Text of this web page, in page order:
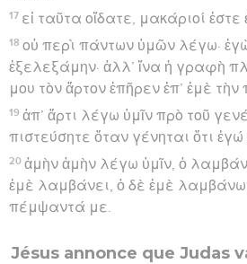
17 εἰ ταῦτα οἴδατε, μακάριοί ἐστε
18 οὐ περὶ πάντων ὑμῶν λέγω·
ἐξελεξάμην· ἀλλ’ ἵνα ἡ γραφὴ
μου τὸν ἄρτον ἐπῆρεν ἐπ’ ἐμὲ τὴν
19 ἀπ’ ἄρτι λέγω ὑμῖν πρὸ τοῦ
πιστεύσητε ὅταν γένηται ὅτι ἐγώ
20 ἀμὴν ἀμὴν λέγω ὑμῖν, ὁ
ἐμὲ λαμβάνει, ὁ δὲ ἐμὲ
πέμψαντά με.
Jésus annonce que Judas